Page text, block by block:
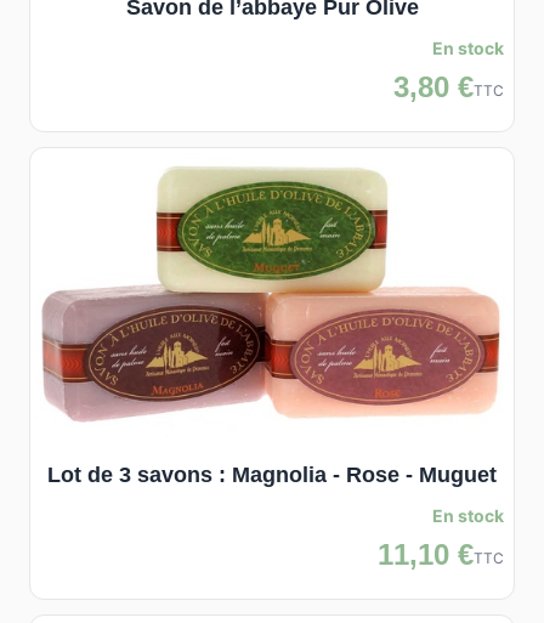
Savon de l’abbaye Pur Olive
En stock
3,80 €TTC
Lot de 3 savons : Magnolia - Rose - Muguet
En stock
11,10 €TTC